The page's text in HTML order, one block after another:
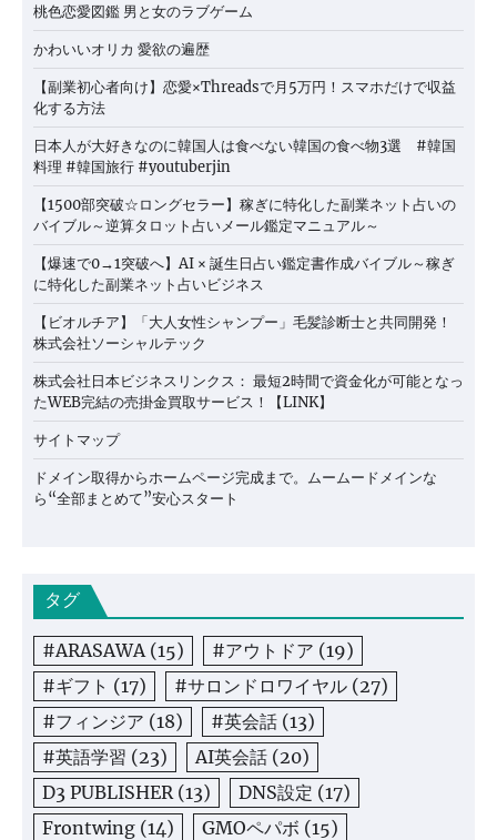
桃色恋愛図鑑 男と女のラブゲーム
かわいいオリカ 愛欲の遍歴
【副業初心者向け】恋愛×Threadsで月5万円！スマホだけで収益
化する方法
日本人が大好きなのに韓国人は食べない韓国の食べ物3選 #韓国
料理 #韓国旅行 #youtuberjin
【1500部突破☆ロングセラー】稼ぎに特化した副業ネット占いの
バイブル～逆算タロット占いメール鑑定マニュアル～
【爆速で0→1突破へ】AI × 誕生日占い鑑定書作成バイブル～稼ぎ
に特化した副業ネット占いビジネス
【ビオルチア】「大人女性シャンプー」毛髪診断士と共同開発！
株式会社ソーシャルテック
株式会社日本ビジネスリンクス： 最短2時間で資金化が可能となっ
たWEB完結の売掛金買取サービス！【LINK】
サイトマップ
ドメイン取得からホームページ完成まで。ムームードメインな
ら“全部まとめて”安心スタート
タグ
#ARASAWA (15) #アウトドア (19)
#ギフト (17) #サロンドロワイヤル (27)
#フィンジア (18) #英会話 (13)
#英語学習 (23) AI英会話 (20)
D3 PUBLISHER (13) DNS設定 (17)
Frontwing (14) GMOペパボ (15)